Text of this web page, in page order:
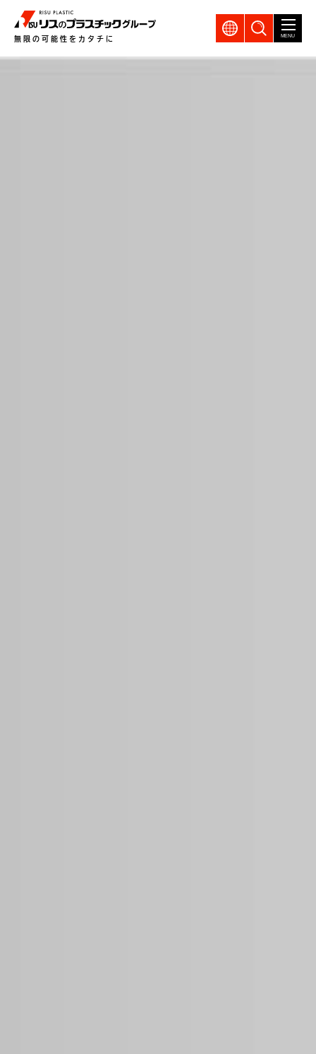
無限の可能性をカタチに
GLOBAL製品検索
MENU